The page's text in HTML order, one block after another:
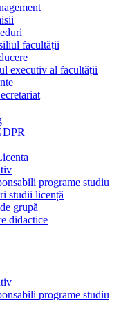
facultății
executiv al facultății
programe studiu
studii licență
grupă
didactice
programe studiu